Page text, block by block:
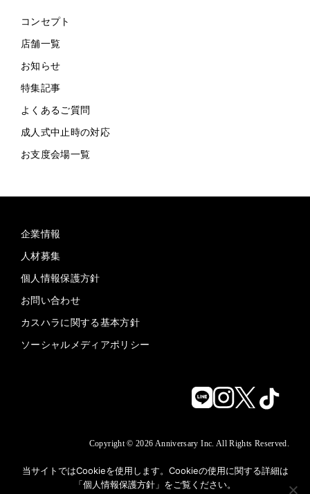
コンセプト
店舗一覧
お知らせ
特集記事
よくあるご質問
成人式中止時の対応
お支度会場一覧
企業情報
人材募集
個人情報保護方針
お問い合わせ
カスハラに関する基本方針
ソーシャルメディアポリシー
Copyright © 2026 Anniversary Inc. All Rights Reserved.
当サイトではCookieを使用します。Cookieの使用に関する詳細は
「個人情報保護方針 」をご覧ください。